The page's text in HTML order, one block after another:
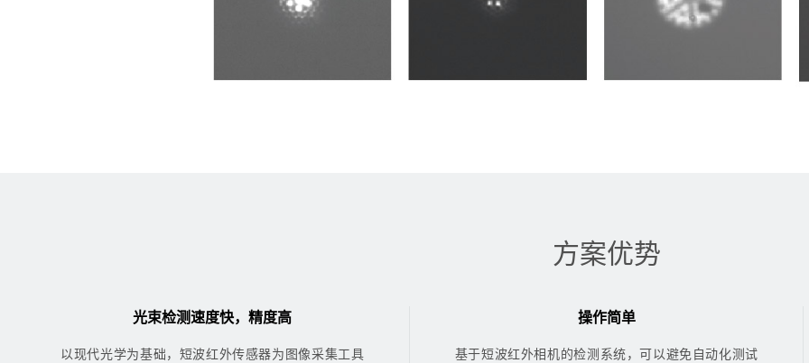
方案优势
光束检测速度快，精度高
以现代光学为基础，短波红外传感器为图像采集工具
操作简单
基于短波红外相机的检测系统，可以避免自动化测试